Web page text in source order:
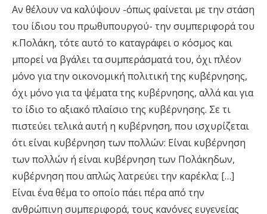
Αν θέλουν να καλύψουν -όπως φαίνεται με την στάση
του ίδιου του πρωθυπουργού- την συμπεριφορά του
κ.Πολάκη, τότε αυτό το καταγράφει ο κόσμος και
μπορεί να βγάλει τα συμπεράσματά του, όχι πλέον
μόνο για την οικονομική πολιτική της κυβέρνησης,
όχι μόνο για τα ψέματα της κυβέρνησης, αλλά και για
το ίδιο το αξιακό πλαίσιο της κυβέρνησης. Σε τι
πιστεύει τελικά αυτή η κυβέρνηση, που ισχυρίζεται
ότι είναι κυβέρνηση των πολλών: Είναι κυβέρνηση
των πολλών ή είναι κυβέρνηση των Πολάκηδων,
κυβέρνηση που απλώς λατρεύει την καρέκλα; […]
Είναι ένα θέμα το οποίο πάει πέρα από την
ανθρώπινη συμπεριφορά, τους κανόνες ευγενείας